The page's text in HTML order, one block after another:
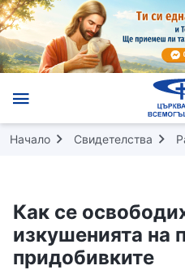
Начало Свидетелства
Как се
изкушенията на
придобивките